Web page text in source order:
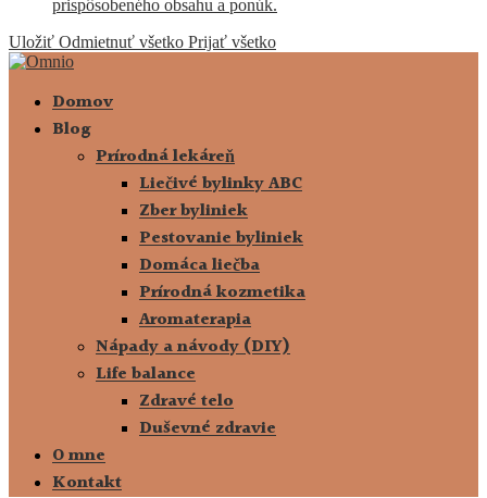
prispôsobeného obsahu a ponúk.
Uložiť Odmietnuť všetko Prijať všetko
Domov
Blog
Prírodná lekáreň
Liečivé bylinky ABC
Zber byliniek
Pestovanie byliniek
Domáca liečba
Prírodná kozmetika
Aromaterapia
Nápady a návody (DIY)
Life balance
Zdravé telo
Duševné zdravie
O mne
Kontakt